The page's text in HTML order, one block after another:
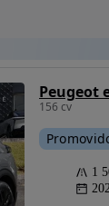
Peugeot
156 cv
1